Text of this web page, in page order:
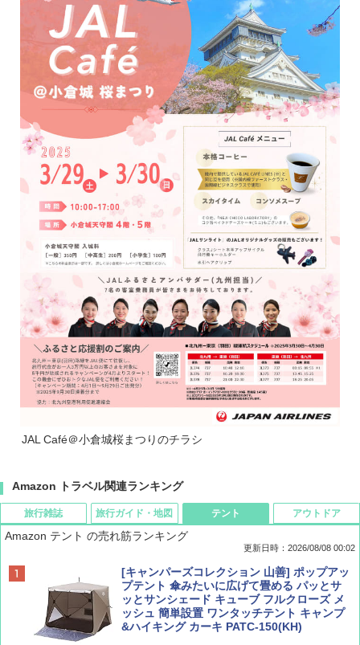
JAL Café＠小倉城桜まつりのチラシ
Amazon トラベル関連ランキング
旅行雑誌
BE-PAL(ビ-パル) 2026年 9 月号【特別付録:
SOTO ミニマル"旅"財布 ランダム2種】
￥1,500
旅行ガイド・地図
D40 地球の歩き方 チェンマイ タイ北部の魅
力的な町 2026～2027 地球の歩き方D アジア
￥2,079
テント
Amazon テント の売れ筋ランキング
更新日時：2026/08/08 00:02
[キャンパーズコレクション 山善] ポップアッ
プテント 傘みたいに広げて畳める パッとサ
ッとサンシェード キューブ フルクローズ メ
ッシュ 簡単設置 ワンタッチテント キャンプ
&ハイキング カーキ PATC-150(KH)
アウトドア